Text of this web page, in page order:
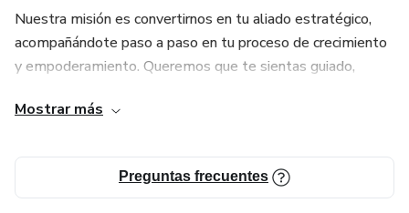
Nuestra misión es convertirnos en tu aliado estratégico,
acompañándote paso a paso en tu proceso de crecimiento
y empoderamiento. Queremos que te sientas guiado,
Sabemos que cuando una persona se educa, se transforma,
En Éxito y Crecimiento fomentamos una comunidad de
Mostrar más
Preguntas frecuentes